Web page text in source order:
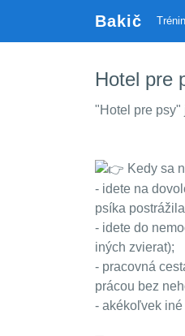
Bakič
Hotel pre
"Hotel pre psy"
Kedy sa
- idete na
psíka
- idete do
iných zvierat);
- pracovná
prácou bez
- akékoľvek